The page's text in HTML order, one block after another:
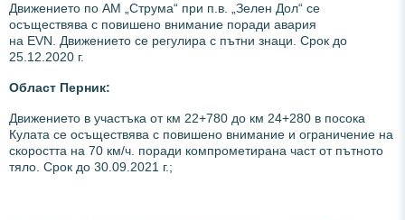
Движението по АМ „Струма“ при п.в. „Зелен Дол“ се
осъществява с повишено внимание поради авария
на EVN. Движението се регулира с пътни знаци. Срок до
25.12.2020 г.
Област Перник:
Движението в участъка от км 22+780 до км 24+280 в посока
Кулата се осъществява с повишено внимание и ограничение на
скоростта на 70 км/ч. поради компрометирана част от пътното
тяло. Срок до 30.09.2021 г.;